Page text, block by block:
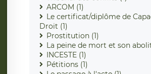
ARCOM (1)
Le certificat/diplôme de
Droit (1)
Prostitution (1)
La peine de mort et son
INCESTE (1)
Pétitions (1)